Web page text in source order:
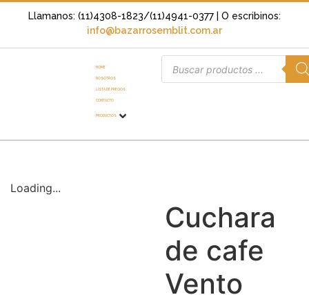
Llamanos: (11)4308-1823/(11)4941-0377
| O escribinos:
info@bazarrosemblit.com.ar
HOME
NOSOTROS
LISTA DE PRECIOS
CONTACTO
PRODUCTOS
Loading...
Cuchara
de cafe
Vento